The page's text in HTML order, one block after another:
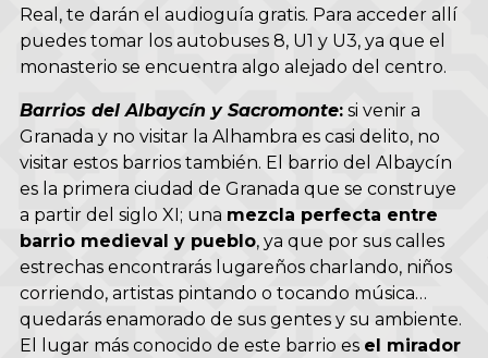
Real, te darán el audioguía gratis. Para acceder allí
puedes tomar los autobuses 8, U1 y U3, ya que el
monasterio se encuentra algo alejado del centro.
Barrios del Albaycín y Sacromonte: si venir a
Granada y no visitar la Alhambra es casi delito, no
visitar estos barrios también. El barrio del Albaycín
es la primera ciudad de Granada que se construye
a partir del siglo XI; una mezcla perfecta entre
barrio medieval y pueblo, ya que por sus calles
estrechas encontrarás lugareños charlando, niños
corriendo, artistas pintando o tocando música…
quedarás enamorado de sus gentes y su ambiente.
El lugar más conocido de este barrio es el mirador